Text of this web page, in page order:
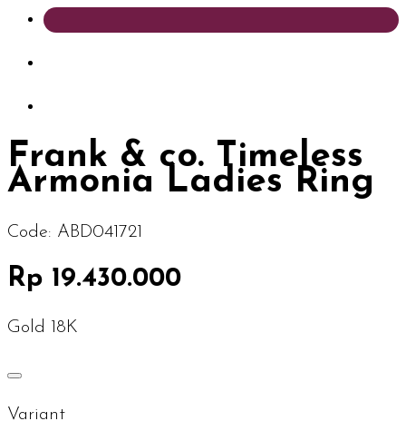
Frank & co. Timeless
Armonia Ladies Ring
Code: ABD041721
Rp 19.430.000
Gold 18K
Variant